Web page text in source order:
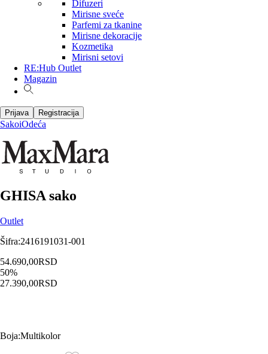
Difuzeri
Mirisne sveće
Parfemi za tkanine
Mirisne dekoracije
Kozmetika
Mirisni setovi
RE:Hub Outlet
Magazin
Prijava Registracija
SakoiOdeća
GHISA sako
Outlet
Šifra:2416191031-001
54.690,00RSD
50%
27.390,00RSD
Boja:Multikolor